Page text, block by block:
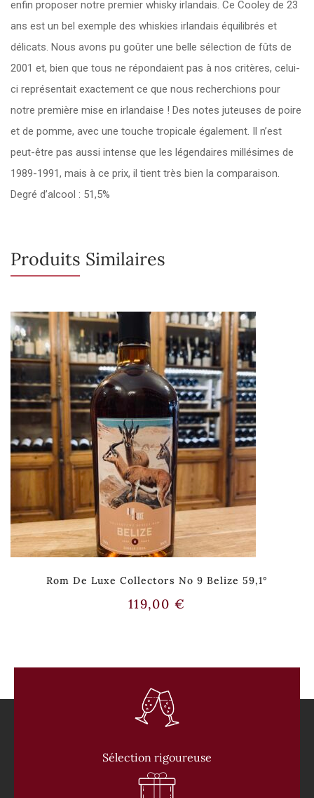
enfin proposer notre premier whisky irlandais. Ce Cooley de 23
ans est un bel exemple des whiskies irlandais équilibrés et
délicats. Nous avons pu goûter une belle sélection de fûts de
2001 et, bien que tous ne répondaient pas à nos critères, celui-
ci représentait exactement ce que nous recherchions pour
notre première mise en irlandaise ! Des notes juteuses de poire
et de pomme, avec une touche tropicale également. Il n’est
peut-être pas aussi intense que les légendaires millésimes de
1989-1991, mais à ce prix, il tient très bien la comparaison.
Degré d’alcool : 51,5%
Produits Similaires
Rom De Luxe Collectors No 9 Belize 59,1°
119,00 €
Sélection rigoureuse